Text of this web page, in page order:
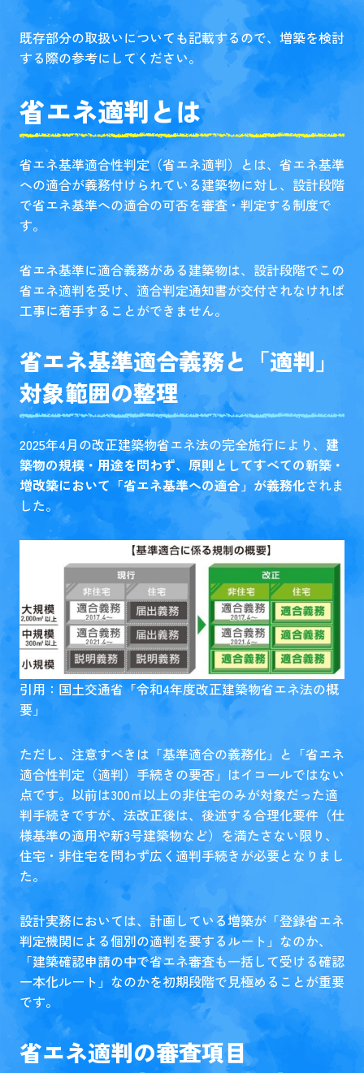
既存部分の取扱いについても記載するので、増築を検討
する際の参考にしてください。
省エネ適判とは
省エネ基準適合性判定（省エネ適判）とは、省エネ基準
への適合が義務付けられている建築物に対し、設計段階
で省エネ基準への適合の可否を審査・判定する制度で
す。
省エネ基準に適合義務がある建築物は、設計段階でこの
省エネ適判を受け、適合判定通知書が交付されなければ
工事に着手することができません。
省エネ基準適合義務と「適判」
対象範囲の整理
2025年4月の改正建築物省エネ法の完全施行により、 建
築物の規模・用途を問わず、原則としてすべての新築・
増改築において「省エネ基準への適合」が義務化されま
した。
引用：国土交通省「令和4年度改正建築物省エネ法の概
要 」
ただし、注意すべきは「基準適合の義務化」と「省エネ
適合性判定（適判）手続きの要否」はイコールではない
点です。以前は300㎡以上の非住宅のみが対象だった適
判手続きですが、法改正後は、後述する合理化要件（仕
様基準の適用や新3号建築物など）を満たさない限り、
住宅・非住宅を問わず広く適判手続きが必要となりまし
た。
設計実務においては、計画している増築が「登録省エネ
判定機関による個別の適判を要するルート」なのか、
「建築確認申請の中で省エネ審査も一括して受ける確認
一本化ルート」なのかを初期段階で見極めることが重要
です。
省エネ適判の審査項目